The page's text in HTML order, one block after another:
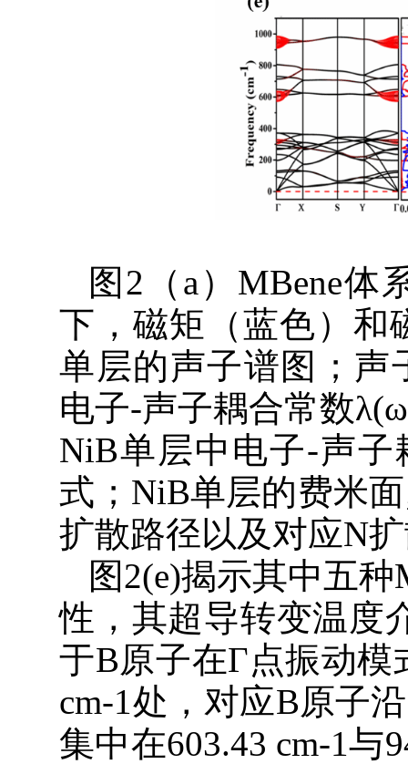
图2（a）MBene体
下，磁矩（蓝色）和
单层的声子谱图；声
电子-声子耦合常数
NiB单层中电子-声
式；NiB单层的费米
扩散路径以及对应N
图2(e)揭示其中五
性，其超导转变温度
于B原子在Γ点振动模
cm-1处，对应B原子
集中在603.43 cm-1与